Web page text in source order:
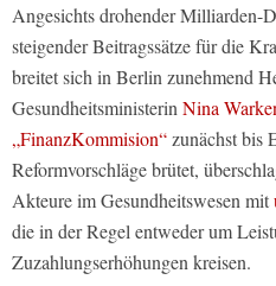
Angesichts drohender Milliarden-
steigender Beitragssätze für die
breitet sich in Berlin zunehmend
Gesundheitsministerin Nina
„FinanzKommision“zunächst bis
Reformvorschläge brütet,
Akteure im Gesundheitswesen mit
die in der Regel entweder um
Zuzahlungserhöhungen kreisen.